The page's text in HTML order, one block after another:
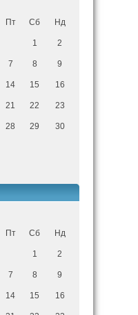
Пт Сб Нд
1 2
7 8 9
14 15 16
21 22 23
28 29 30
Пт Сб Нд
1 2
7 8 9
14 15 16